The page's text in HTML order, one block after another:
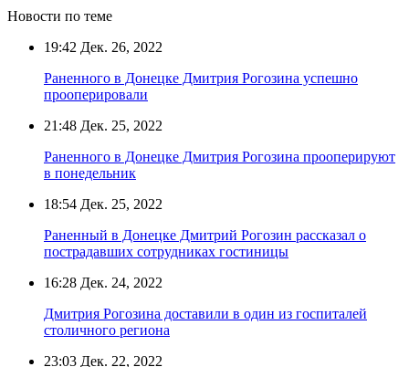
Новости по теме
19:42 Дек. 26, 2022
Раненного в Донецке Дмитрия Рогозина успешно
прооперировали
21:48 Дек. 25, 2022
Раненного в Донецке Дмитрия Рогозина прооперируют
в понедельник
18:54 Дек. 25, 2022
Раненный в Донецке Дмитрий Рогозин рассказал о
пострадавших сотрудниках гостиницы
16:28 Дек. 24, 2022
Дмитрия Рогозина доставили в один из госпиталей
столичного региона
23:03 Дек. 22, 2022